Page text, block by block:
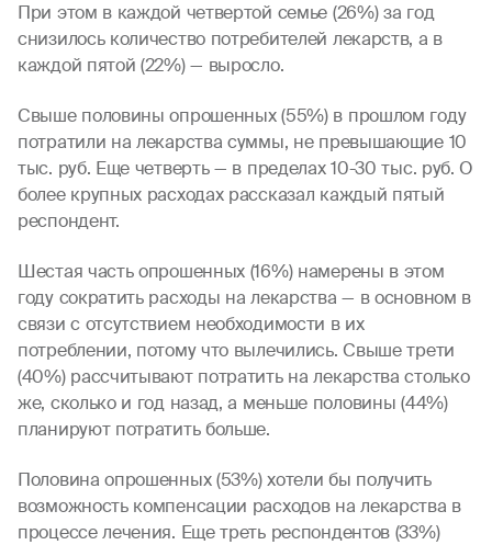
При этом в каждой четвертой семье (26%) за год
снизилось количество потребителей лекарств, а в
каждой пятой (22%) — выросло.
Свыше половины опрошенных (55%) в прошлом году
потратили на лекарства суммы, не превышающие 10
тыс. руб. Еще четверть — в пределах 10-30 тыс. руб. О
более крупных расходах рассказал каждый пятый
респондент.
Шестая часть опрошенных (16%) намерены в этом
году сократить расходы на лекарства — в основном в
связи с отсутствием необходимости в их
потреблении, потому что вылечились. Свыше трети
(40%) рассчитывают потратить на лекарства столько
же, сколько и год назад, а меньше половины (44%)
планируют потратить больше.
Половина опрошенных (53%) хотели бы получить
возможность компенсации расходов на лекарства в
процессе лечения. Еще треть респондентов (33%)